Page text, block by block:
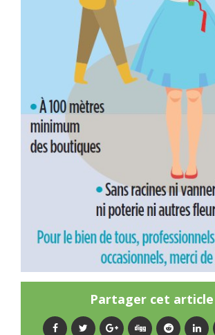
Partager cet article